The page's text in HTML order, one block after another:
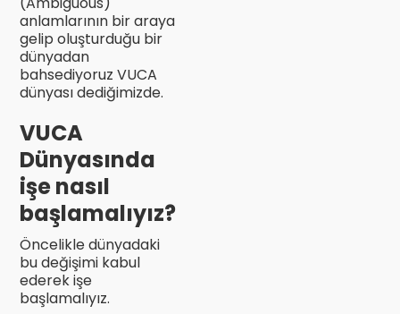
anlamlarının bir araya
gelip oluşturduğu bir
dünyadan
bahsediyoruz VUCA
dünyası dediğimizde.
VUCA
Dünyasında
işe nasıl
başlamalıyız?
Öncelikle dünyadaki
bu değişimi kabul
ederek işe
başlamalıyız.